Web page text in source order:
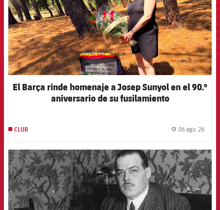
El Barça rinde homenaje a Josep Sunyol en el 90.º
aniversario de su fusilamiento
CLUB 06 ago. 26
FCB Barcelona badge